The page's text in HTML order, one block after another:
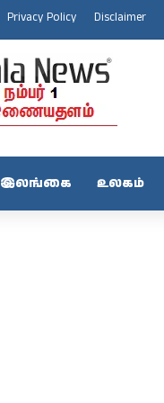
Privacy Policy Disclaimer
இலங்கை உலகம்